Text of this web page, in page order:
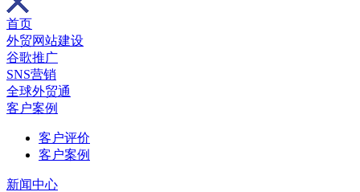
首页
外贸网站建设
谷歌推广
SNS营销
全球外贸通
客户案例
客户评价
客户案例
新闻中心